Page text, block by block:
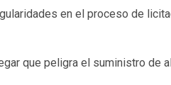
en el proceso de
que peligra el suministro de